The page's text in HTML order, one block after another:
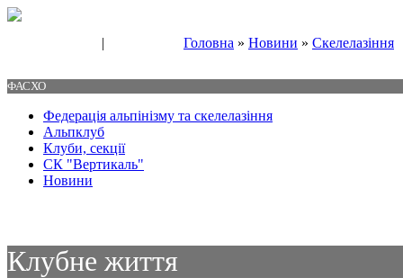
| Головна » Новини » Скелелазіння
ФАСХО
Федерація альпінізму та скелелазіння
Альпклуб
Клуби, секції
СК "Вертикаль"
Новини
Клубне життя